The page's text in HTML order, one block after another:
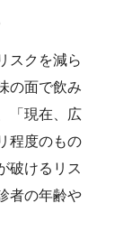
スクを減ら
の面で飲み
「現在、広
程度のもの
破けるリス
者の年齢や